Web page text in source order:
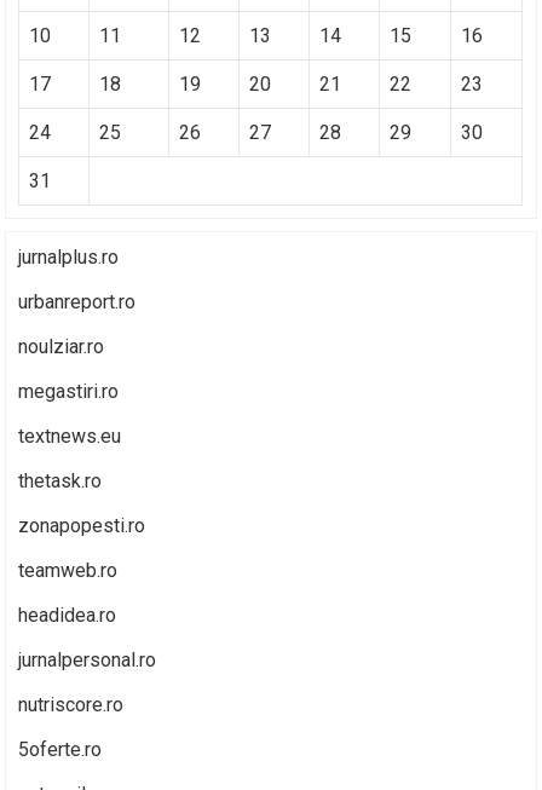
10 11 12 13 14 15 16
17 18 19 20 21 22 23
24 25 26 27 28 29 30
31
jurnalplus.ro
urbanreport.ro
noulziar.ro
megastiri.ro
textnews.eu
thetask.ro
zonapopesti.ro
teamweb.ro
headidea.ro
jurnalpersonal.ro
nutriscore.ro
5oferte.ro